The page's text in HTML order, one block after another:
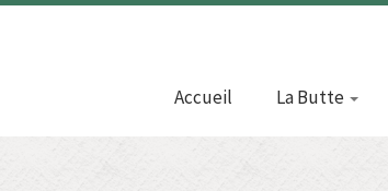
Accueil La Butte